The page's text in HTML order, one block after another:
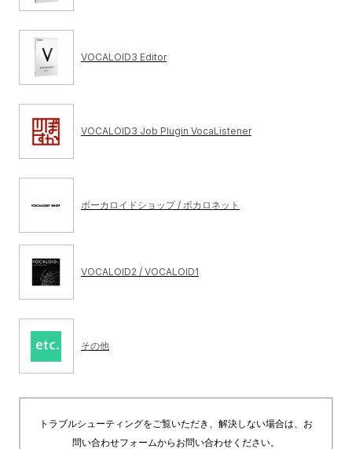
VOCALOID3 Editor
VOCALOID3 Job Plugin VocaListener
ボーカロイドショップ / ボカロネット
VOCALOID2 / VOCALOID1
その他
トラブルシューティングをご覧いただき、解決しない場合は、お
問い合わせフォームからお問い合わせください。